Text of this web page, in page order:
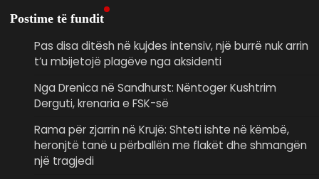
Postime të fundit
Pas disa ditësh në kujdes intensiv, një burrë nuk arrin
t’u mbijetojë plagëve nga aksidenti
Nga Drenica në Sandhurst: Nëntoger Kushtrim
Derguti, krenaria e FSK-së
Rama për zjarrin në Krujë: Shteti ishte në këmbë,
heronjtë tanë u përballën me flakët dhe shmangën
një tragjedi